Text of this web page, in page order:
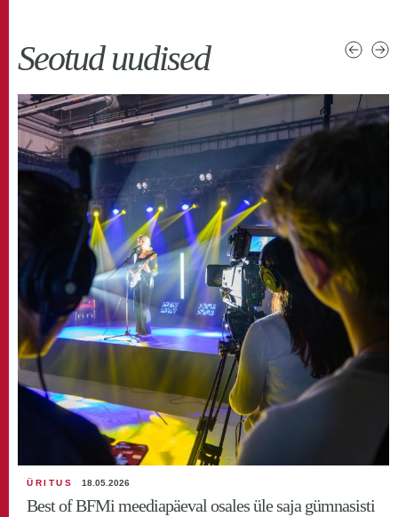
Seotud uudised
ÜRITUS 18.05.2026
Best of BFMi meediapäeval osales üle saja gümnasisti